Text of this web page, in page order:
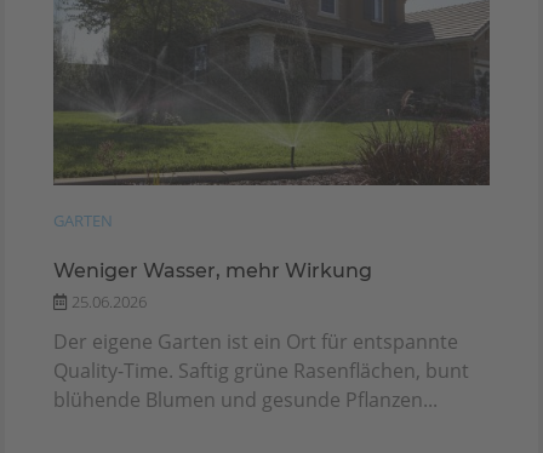
GARTEN
Weniger Wasser, mehr Wirkung
25.06.2026
Der eigene Garten ist ein Ort für entspannte
Quality-Time. Saftig grüne Rasenflächen, bunt
blühende Blumen und gesunde Pflanzen...